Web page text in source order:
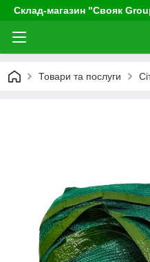
Склад-магазин "Свояк
Товари та послуги